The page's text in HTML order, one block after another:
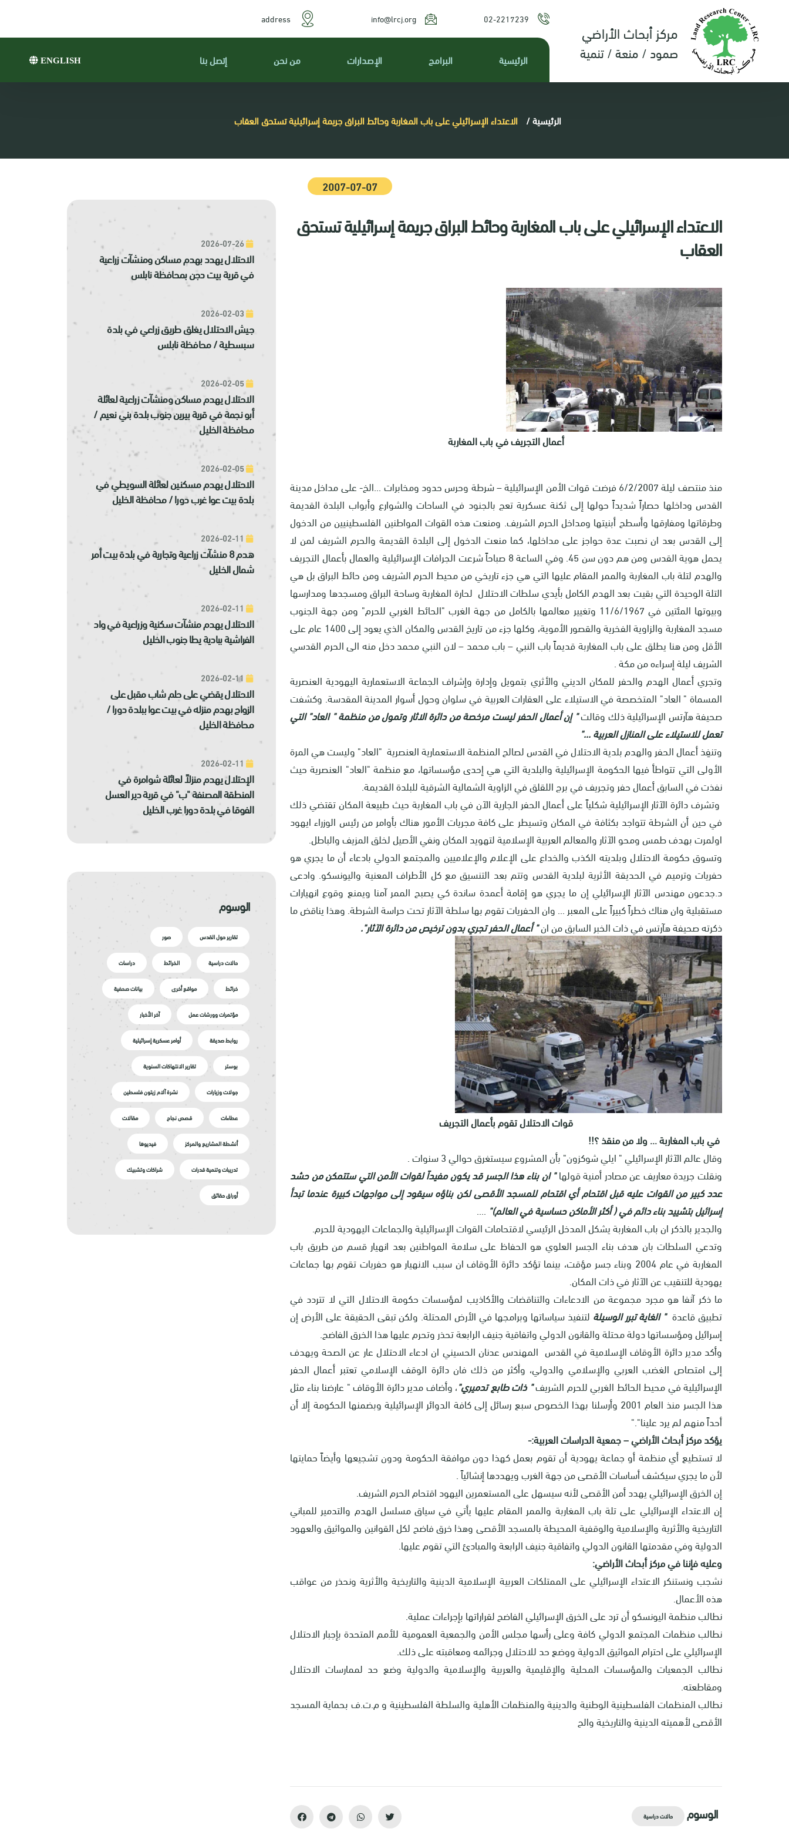
مركز أبحاث الأراضي
صمود / منعة / تنمية
02-2217239
info@lrcj.org
address
الرئيسية البرامج الإصدارات من نحن إتصل بنا ENGLISH
الرئيسية/ الاعتداء الإسرائيلي على باب المغاربة وحائط البراق جريمة إسرائيلية تستحق العقاب
2007-07-07
الاعتداء الإسرائيلي على باب المغاربة وحائط البراق جريمة إسرائيلية تستحق
العقاب
أعمال التجريف في باب المغاربة
منذ منتصف ليلة 6/2/2007 فرضت قوات الأمن الإسرائيلية – شرطة وحرس حدود ومخابرات ...الخ- على مداخل مدينة
القدس وداخلها حصاراً شديداً حولها إلى ثكنة عسكرية تعج بالجنود في الساحات والشوارع وأبواب البلدة القديمة
وطرقاتها ومفارقها وأسطح أبنيتها ومداخل الحرم الشريف. ومنعت هذه القوات المواطنين الفلسطينيين من الدخول
إلى القدس بعد ان نصبت عدة حواجز على مداخلها، كما منعت الدخول إلى البلدة القديمة والحرم الشريف لمن لا
يحمل هوية القدس ومن هم دون سن 45. وفي الساعة 8 صباحاً شرعت الجرافات الإسرائيلية والعمال بأعمال التجريف
والهدم لتلة باب المغاربة والممر المقام عليها التي هي جزء تاريخي من محيط الحرم الشريف ومن حائط البراق بل هي
التلة الوحيدة التي بقيت بعد الهدم الكامل بأيدي سلطات الاحتلال لحارة المغاربة وساحة البراق ومسجدها ومدارسها
وبيوتها المئتين في 11/6/1967 وتغيير معالمها بالكامل من جهة الغرب "الحائط الغربي للحرم" ومن جهة الجنوب
مسجد المغاربة والزاوية الفخرية والقصور الأموية، وكلها جزء من تاريخ القدس والمكان الذي يعود إلى 1400 عام على
الأقل ومن هنا يطلق على باب المغاربة قديماً باب النبي – باب محمد – لان النبي محمد دخل منه الى الحرم القدسي
الشريف ليلة إسراءه من مكة .
وتجري أعمال الهدم والحفر للمكان الديني والأثري بتمويل وإدارة وإشراف الجماعة الاستعمارية اليهودية العنصرية
المسماة " العاد" المتخصصة في الاستيلاء على العقارات العربية في سلوان وحول أسوار المدينة المقدسة. وكشفت
صحيفة هآرتس الإسرائيلية ذلك وقالت" إن أعمال الحفر ليست مرخصة من دائرة الاثار وتمول من منظمة " العاد" التي
تعمل للاستيلاء على المنازل العربية ..."
وتنفِذ أعمال الحفر والهدم بلدية الاحتلال في القدس لصالح المنظمة الاستعمارية العنصرية "العاد" وليست هي المرة
الأولى التي تتواطأ فيها الحكومة الإسرائيلية والبلدية التي هي إحدى مؤسساتها، مع منظمة "العاد" العنصرية حيث
نفذت في السابق أعمال حفر وتجريف في برج اللقلق في الزاوية الشمالية الشرقية للبلدة القديمة.
وتشرف دائرة الآثار الإسرائيلية شكلياً على أعمال الحفر الجارية الآن في باب المغاربة حيث طبيعة المكان تقتضي ذلك
في حين أن الشرطة تتواجد بكثافة في المكان وتسيطر على كافة مجريات الأمور هناك بأوامر من رئيس الوزراء ايهود
اولمرت بهدف طمس ومحو الآثار والمعالم العربية الإسلامية لتهويد المكان ونفي الأصيل لخلق المزيف والباطل.
وتسوق حكومة الاحتلال وبلديته الكذب والخداع على الإعلام والإعلاميين والمجتمع الدولي بادعاء أن ما يجري هو
حفريات وترميم في الحديقة الأثرية لبلدية القدس وتتم بعد التنسيق مع كل الأطراف المعنية واليونسكو. وادعى
د.جدعون مهندس الآثار الإسرائيلي إن ما يجري هو إقامة أعمدة ساندة كي يصبح الممر آمنا ويمنع وقوع انهيارات
مستقبلية وان هناك خطراً كبيراً على المعبر ... وان الحفريات تقوم بها سلطة الآثار تحت حراسة الشرطة. وهذا يناقض ما
ذكرته صحيفة هآرتس في ذات الخبر السابق من ان" أعمال الحفر تجري بدون ترخيص من دائرة الآثار".
قوات الاحتلال تقوم بأعمال التجريف
في باب المغاربة ... ولا من منقذ ؟!!
وقال عالم الآثار الإسرائيلي " ايلي شوكزون" بأن المشروع سيستغرق حوالي 3 سنوات .
ونقلت جريدة معاريف عن مصادر أمنية قولها" ان بناء هذا الجسر قد يكون مفيداً لقوات الأمن التي ستتمكن من حشد
عدد كبير من القوات عليه قبل اقتحام أي اقتحام للمسجد الأقصى لكن بناؤه سيقود إلى مواجهات كبيرة عندما تبدأ
إسرائيل بتشييد بناء دائم في ( أكثر الأماكن حساسية في العالم)" ....
والجدير بالذكر ان باب المغاربة يشكل المدخل الرئيسي لاقتحامات القوات الإسرائيلية والجماعات اليهودية للحرم.
وتدعي السلطات بان هدف بناء الجسر العلوي هو الحفاظ على سلامة المواطنين بعد انهيار قسم من طريق باب
المغاربة في عام 2004 وبناء جسر مؤقت، بينما تؤكد دائرة الأوقاف ان سبب الانهيار هو حفريات تقوم بها جماعات
يهودية للتنقيب عن الآثار في ذات المكان.
ما ذكر آنفا هو مجرد مجموعة من الادعاءات والتناقضات والأكاذيب لمؤسسات حكومة الاحتلال التي لا تتردد في
تطبيق قاعدة" الغاية تبرر الوسيلة لتنفيذ سياساتها وبرامجها في الأرض المحتلة. ولكن تبقى الحقيقة على الأرض إن
إسرائيل ومؤسساتها دولة محتلة والقانون الدولي واتفاقية جنيف الرابعة تحذر وتحرم عليها هذا الخرق الفاضح.
وأكد مدير دائرة الأوقاف الإسلامية في القدس المهندس عدنان الحسيني ان ادعاء الاحتلال عار عن الصحة ويهدف
إلى امتصاص الغضب العربي والإسلامي والدولي، وأكثر من ذلك فان دائرة الوقف الإسلامي تعتبر أعمال الحفر
الإسرائيلية في محيط الحائط الغربي للحرم الشريف" ذات طابع تدميري"، وأضاف مدير دائرة الأوقاف " عارضنا بناء مثل
هذا الجسر منذ العام 2001 وأرسلنا بهذا الخصوص سبع رسائل إلى كافة الدوائر الإسرائيلية وبضمنها الحكومة إلا أن
أحداً منهم لم يرد علينا"."
يؤكد مركز أبحاث الأراضي – جمعية الدراسات العربية:-
لا تستطيع أي منظمة أو جماعة يهودية أن تقوم بعمل كهذا دون موافقة الحكومة ودون تشجيعها وأيضاً حمايتها
لأن ما يجري سيكشف أساسات الأقصى من جهة الغرب ويهددها إنشائياً .
إن الخرق الإسرائيلي يهدد أمن الأقصى لأنه سيسهل على المستعمرين اليهود اقتحام الحرم الشريف.
إن الاعتداء الإسرائيلي على تلة باب المغاربة والممر المقام عليها يأتي في سياق مسلسل الهدم والتدمير للمباني
التاريخية والأثرية والإسلامية والوقفية المحيطة بالمسجد الأقصى وهذا خرق فاضح لكل القوانين والمواثيق والعهود
الدولية وفي مقدمتها القانون الدولي واتفاقية جنيف الرابعة والمبادئ التي تقوم عليها.
وعليه فإننا في مركز أبحاث الأراضي:
نشجب ونستنكر الاعتداء الإسرائيلي على الممتلكات العربية الإسلامية الدينية والتاريخية والأثرية ونحذر من عواقب
هذه الأعمال.
نطالب منظمة اليونسكو أن ترد على الخرق الإسرائيلي الفاضح لقراراتها بإجراءات عملية.
نطالب منظمات المجتمع الدولي كافة وعلى رأسها مجلس الأمن والجمعية العمومية للأمم المتحدة بإجبار الاحتلال
الإسرائيلي على احترام المواثيق الدولية ووضع حد للاحتلال وجرائمه ومعاقبته على ذلك.
نطالب الجمعيات والمؤسسات المحلية والإقليمية والعربية والإسلامية والدولية وضع حد لممارسات الاحتلال
ومقاطعته.
نطالب المنظمات الفلسطينية الوطنية والدينية والمنظمات الأهلية والسلطة الفلسطينية و م.ت.ف بحماية المسجد
الأقصى لأهميته الدينية والتاريخية والح
الوسوم حالات دراسية
الاحتلال يهدد بهدم مساكن ومنشآت زراعية
في قرية بيت دجن بمحافظة نابلس
جيش الاحتلال يغلق طريق زراعي في بلدة
سبسطية / محافظة نابلس
الاحتلال يهدم مساكن ومنشآت زراعية لعائلة
أبو نجمة في قرية بيرين جنوب بلدة بني نعيم /
محافظة الخليل
الاحتلال يهدم مسكنين لعائلة السويطي في
بلدة بيت عوا غرب دورا / محافظة الخليل
هدم 8 منشآت زراعية وتجارية في بلدة بيت أمر
شمال الخليل
الاحتلال يهدم منشآت سكنية وزراعية في واد
الفراشية ببادية يطا جنوب الخليل
الاحتلال يقضي على حلم شاب مقبل على
الزواج بهدم منزله في بيت عوا ببلدة دورا /
محافظة الخليل
الإحتلال يهدم منزلاً لعائلة شوامرة في
المنطقة المصنفة "ب" في قرية دير العسل
الفوقا في بلدة دورا غرب الخليل
الوسوم
تقارير حول القدس صور
حالات دراسية الخرائط دراسات
خرائط مواقع أخرى بيانات صحفية
مؤتمرات وورشات عمل آخر الأخبار
روابط صديقة أوامر عسكرية إسرائيلية
بوستر تقارير الانتهاكات السنوية
جولات وزيارات نشرة آلام زيتون فلسطين
عطاءات قصص نجاح مقالات
أنشطة المشاريع والمركز فيديوها
تدريبات وتنمية قدرات شراكات وتشبيك
أوراق حقائق